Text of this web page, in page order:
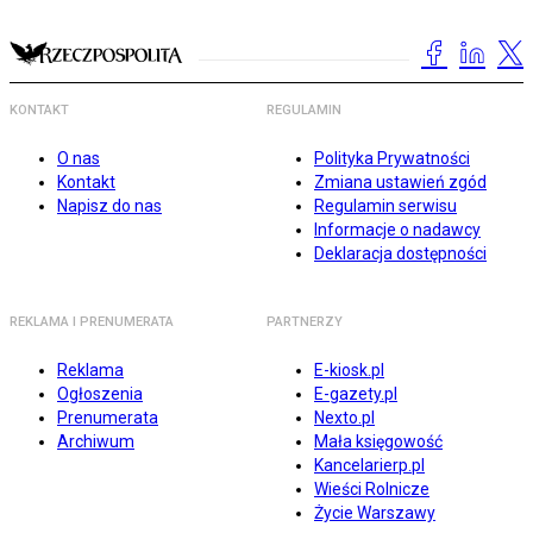
KONTAKT
O nas
Kontakt
Napisz do nas
REGULAMIN
Polityka Prywatności
Zmiana ustawień zgód
Regulamin serwisu
Informacje o nadawcy
Deklaracja dostępności
REKLAMA I PRENUMERATA
Reklama
Ogłoszenia
Prenumerata
Archiwum
PARTNERZY
E-kiosk.pl
E-gazety.pl
Nexto.pl
Mała księgowość
Kancelarierp.pl
Wieści Rolnicze
Życie Warszawy